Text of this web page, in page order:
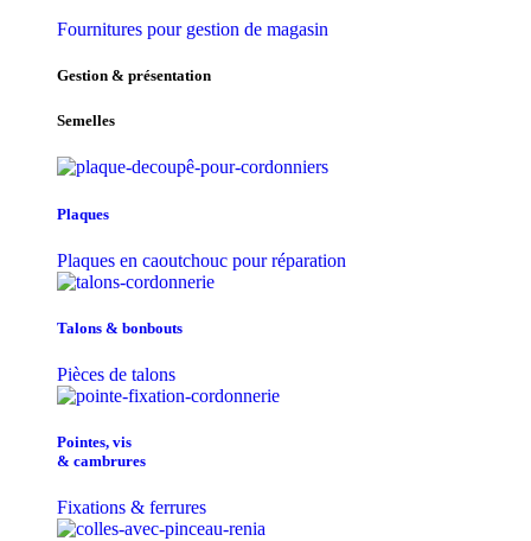
Fournitures pour gestion de magasin
Gestion & présentation
Semelles
Plaques
Plaques en caoutchouc pour réparation
Talons & bonbouts
Pièces de talons
Pointes, vis
& cambrures
Fixations & ferrures